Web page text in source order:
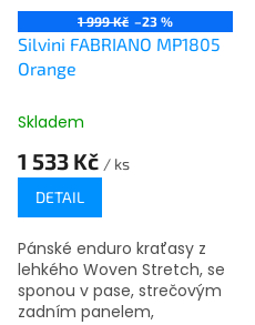
1 999 Kč –23 %
Silvini FABRIANO MP1805
Orange
Skladem
1 533 Kč / ks
DETAIL
Pánské enduro kraťasy z
lehkého Woven Stretch, se
sponou v pase, strečovým
zadním panelem,